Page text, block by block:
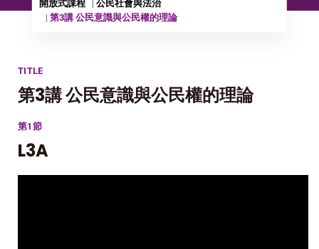
開放式課程
公民社會與法治
第3講 公民意識與公民權的理論
TITLE
第3講 公民意識與公民權的理論
第1節
L3A